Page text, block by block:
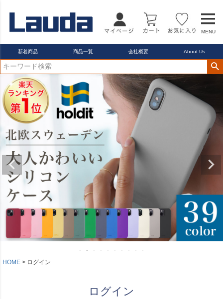
MENU
新着商品 商品一覧 会社概要 About Us
HOME ログイン
ログイン